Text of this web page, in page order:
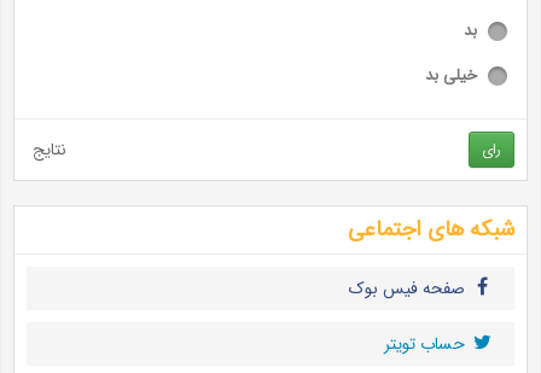
بد
خیلی بد
رای نتایج
شبکه های اجتماعی
صفحه فیس بوک
حساب تويتر